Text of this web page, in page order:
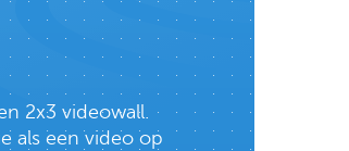
2x3 videowall.
als een video op